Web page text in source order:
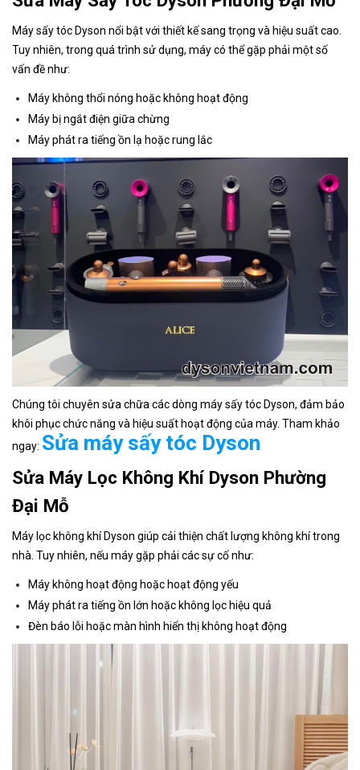
Máy sấy tóc Dyson nổi bật với thiết kế sang trọng và hiệu suất cao.
Tuy nhiên, trong quá trình sử dụng, máy có thể gặp phải một số
vấn đề như:
Máy không thổi nóng hoặc không hoạt động
Máy bị ngắt điện giữa chừng
Máy phát ra tiếng ồn lạ hoặc rung lắc
Chúng tôi chuyên sửa chữa các dòng máy sấy tóc Dyson, đảm bảo
khôi phục chức năng và hiệu suất hoạt động của máy. Tham khảo
ngay: Sửa máy sấy tóc Dyson
Sửa Máy Lọc Không Khí Dyson Phường
Đại Mỗ
Máy lọc không khí Dyson giúp cải thiện chất lượng không khí trong
nhà. Tuy nhiên, nếu máy gặp phải các sự cố như:
Máy không hoạt động hoặc hoạt động yếu
Máy phát ra tiếng ồn lớn hoặc không lọc hiệu quả
Đèn báo lỗi hoặc màn hình hiển thị không hoạt động